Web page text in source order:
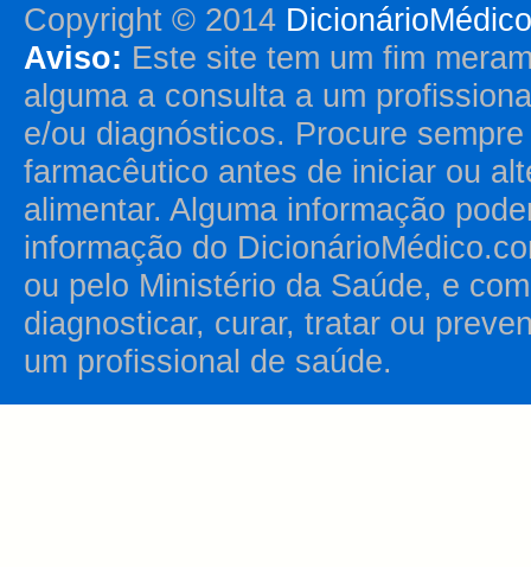
Copyright © 2014
Aviso: Este site tem um fim
alguma a consulta a um
e/ou diagnósticos. Procure
farmacêutico antes de iniciar ou
alimentar. Alguma informação
informação do
ou pelo Ministério da Saúde, e
diagnosticar, curar, tratar ou
um profissional de saúde.